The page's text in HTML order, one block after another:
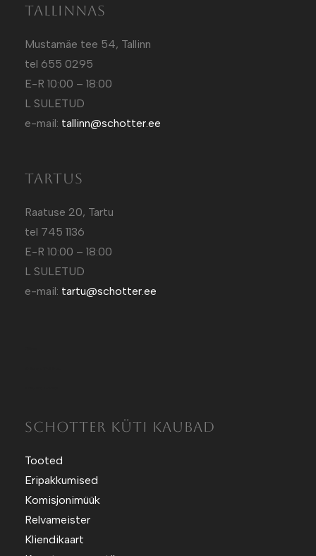
Tallinnas
Mustamäe tee 54, Tallinn
tel 655 0295
E-R 10:00 – 18:00
L SULETUD
e-mail: tallinn@schotter.ee
Tartus
Raatuse 20, Tartu
tel 745 1136
E-R 10:00 – 18:00
L SULETUD
e-mail: tartu@schotter.ee
SCHOTTER KÜTI KAUBAD
Tooted
Eripakkumised
Komisjonimüük
Relvameister
Kliendikaart